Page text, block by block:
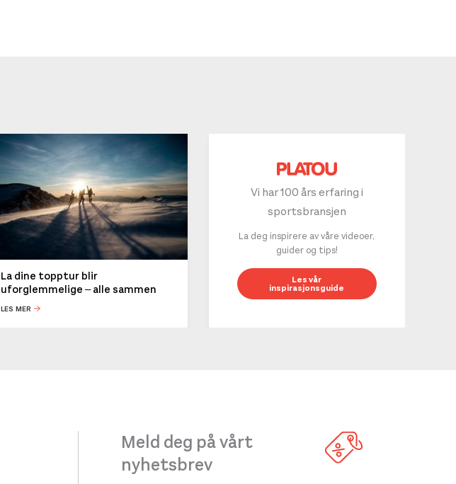
La dine topptur blir
uforglemmelige – alle sammen
LES MER
Vi har 100 års erfaring i
sportsbransjen
La deg inspirere av våre videoer,
guider og tips!
Les vår
inspirasjonsguide
Meld deg på vårt
nyhetsbrev